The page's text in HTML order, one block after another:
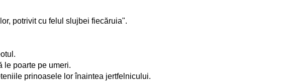
potrivit cu felul slujbei fiecăruia".
le poarte pe umeri.
prinoasele lor înaintea jertfelnicului.